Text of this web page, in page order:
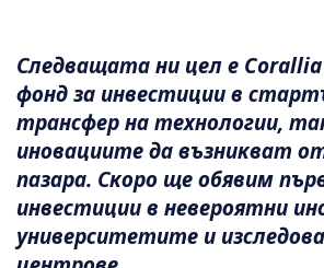
Следващата ни цел е Corallia
фонд за инвестиции в
трансфер на технологии,
иновациите да възникват
пазара. Скоро ще обявим
инвестиции в невероятни
университетите и